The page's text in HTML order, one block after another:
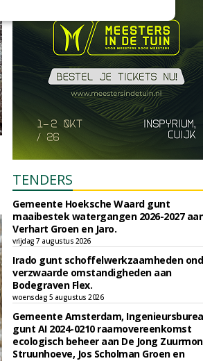
TENDERS
Gemeente Hoeksche Waard gunt
maaibestek watergangen 2026-2027
Verhart Groen en Jaro.
vrijdag 7 augustus 2026
Irado gunt schoffelwerkzaamheden
verzwaarde omstandigheden aan
Bodegraven Flex.
woensdag 5 augustus 2026
Gemeente Amsterdam,
gunt AI 2024-0210 raamovereenkomst
ecologisch beheer aan De Jong
Struunhoeve, Jos Scholman Groen en